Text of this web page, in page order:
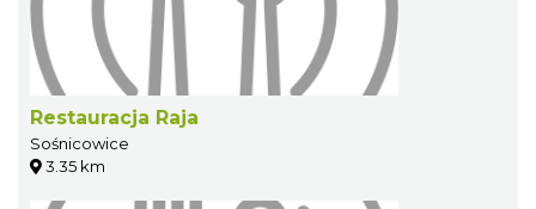
Restauracja Raja
Sośnicowice
3.35 km